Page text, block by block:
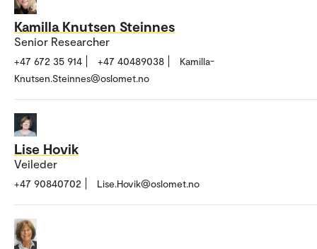
Kamilla Knutsen Steinnes
Senior Researcher
+47 672 35 914 +47 40489038
Kamilla-
Knutsen.Steinnes@oslomet.no
Lise Hovik
Veileder
+47 90840702 Lise.Hovik@oslomet.no